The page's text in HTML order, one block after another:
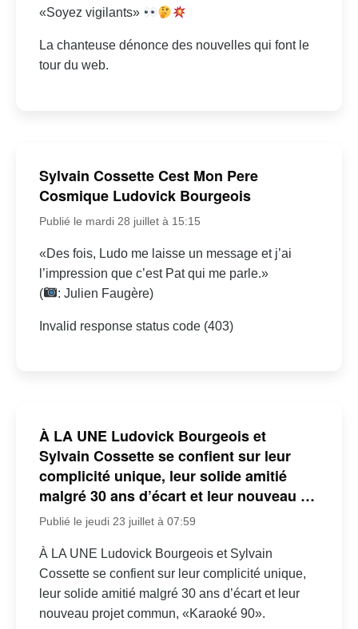
«Soyez vigilants»
La chanteuse dénonce des nouvelles qui font le
tour du web.
Sylvain Cossette Cest Mon Pere
Cosmique Ludovick Bourgeois
Publié le mardi 28 juillet à 15:15
«Des fois, Ludo me laisse un message et j’ai
l’impression que c’est Pat qui me parle.»
(
: Julien Faugère)
Invalid response status code (403)
À LA UNE Ludovick Bourgeois et
Sylvain Cossette se confient sur leur
complicité unique, leur solide amitié
malgré 30 ans d’écart et leur nouveau …
Publié le jeudi 23 juillet à 07:59
À LA UNE Ludovick Bourgeois et Sylvain
Cossette se confient sur leur complicité unique,
leur solide amitié malgré 30 ans d’écart et leur
nouveau projet commun, «Karaoké 90».